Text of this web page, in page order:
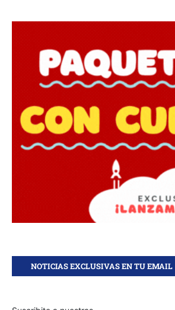
NOTICIAS EXCLUSIVAS EN TU EMAIL